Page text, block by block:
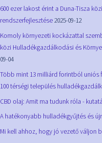
600 ezer lakost érint a Duna-Tisza
rendszerfejlesztése2025-09-12
Komoly környezeti kockázattal
közi Hulladékgazdálkodási és
09-04
Több mint 13 milliárd forintból
100 térségi település
CBD olaj: Amit ma tudunk róla -
A hatékonyabb hulladékgyűjtés és
Mi kell ahhoz, hogy jó vezető váljon